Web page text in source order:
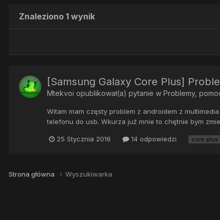
Znaleziono 1 wynik
[Samsung Galaxy Core Plus]
Mtekvoi opublikował(a) pytanie w Problemy,
Witam mam częsty problem z androidem z
telefonu do usb. Wkurza już mnie to chętnie bym
25 Stycznia 2016 14 odpowiedzi core plus
Strona główna Wyszukiwarka